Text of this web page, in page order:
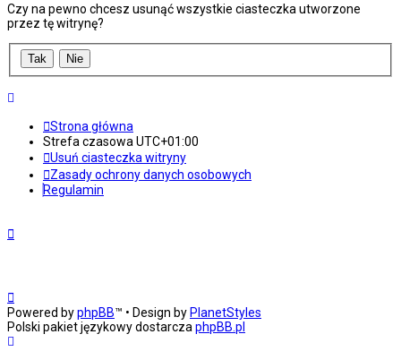
Czy na pewno chcesz usunąć wszystkie ciasteczka utworzone
przez tę witrynę?
Strona główna
Strefa czasowaUTC+01:00
Usuń ciasteczka witryny
Zasady ochrony danych osobowych
Regulamin
Powered byphpBB™ • Design by PlanetStyles
Polski pakiet językowy dostarczaphpBB.pl